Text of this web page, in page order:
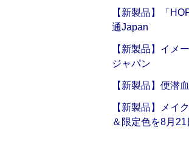
【新製品】「
通Japan
【新製品】イメ
ジャパン
【新製品】便潜
【新製品】メイ
＆限定色を8月